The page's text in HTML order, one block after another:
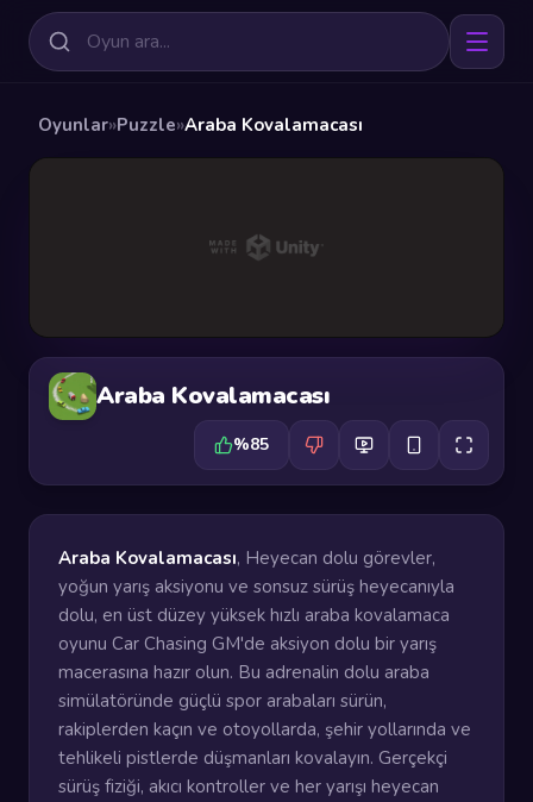
Oyunlar»Puzzle»Araba Kovalamacası
Araba Kovalamacası
%85
Araba Kovalamacası, Heyecan dolu görevler,
yoğun yarış aksiyonu ve sonsuz sürüş heyecanıyla
dolu, en üst düzey yüksek hızlı araba kovalamaca
oyunu Car Chasing GM'de aksiyon dolu bir yarış
macerasına hazır olun. Bu adrenalin dolu araba
simülatöründe güçlü spor arabaları sürün,
rakiplerden kaçın ve otoyollarda, şehir yollarında ve
tehlikeli pistlerde düşmanları kovalayın. Gerçekçi
sürüş fiziği, akıcı kontroller ve her yarışı heyecan